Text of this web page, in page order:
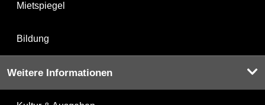
Mietspiegel
Bildung
Weitere Informationen